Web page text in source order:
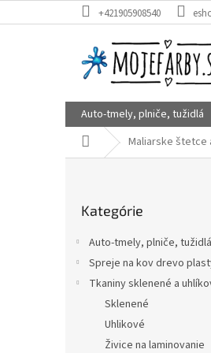
na
+421905908540
Auto-tmely, plniče, tužidlá
DomovMaliarske štetce
kategórie
Kategórie
Auto-tmely, plniče, tužidlá
Spreje na kov drevo
Tkaniny sklenené a
Sklenené
Uhlikové
Živice na laminovanie